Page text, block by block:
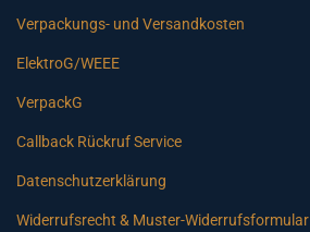
Verpackungs- und Versandkosten
ElektroG/WEEE
VerpackG
Callback Rückruf Service
Datenschutzerklärung
Widerrufsrecht & Muster-Widerrufsformular